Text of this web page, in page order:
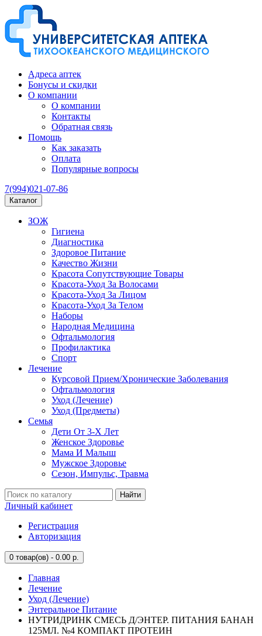
Адреса аптек
Бонусы и скидки
О компании
О компании
Контакты
Обратная связь
Помощь
Как заказать
Оплата
Популярные вопросы
7(994)021-07-86
Каталог
ЗОЖ
Гигиена
Диагностика
Здоровое Питание
Качество Жизни
Красота Сопутствующие Товары
Красота-Уход За Волосами
Красота-Уход За Лицом
Красота-Уход За Телом
Наборы
Народная Медицина
Офтальмология
Профилактика
Спорт
Лечение
Курсовой Прием/Хронические Заболевания
Офтальмология
Уход (Лечение)
Уход (Предметы)
Семья
Дети От 3-Х Лет
Женское Здоровье
Мама И Малыш
Мужское Здоровье
Сезон, Импульс, Травма
Найти
Личный кабинет
Регистрация
Авторизация
0 товар(ов) - 0.00 р.
Главная
Лечение
Уход (Лечение)
Энтеральное Питание
НУТРИДРИНК СМЕСЬ Д/ЭНТЕР. ПИТАНИЯ БАНАН
125МЛ. №4 КОМПАКТ ПРОТЕИН